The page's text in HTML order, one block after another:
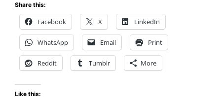
Share this:
Facebook X LinkedIn
WhatsApp Email Print
Reddit Tumblr More
Like this: